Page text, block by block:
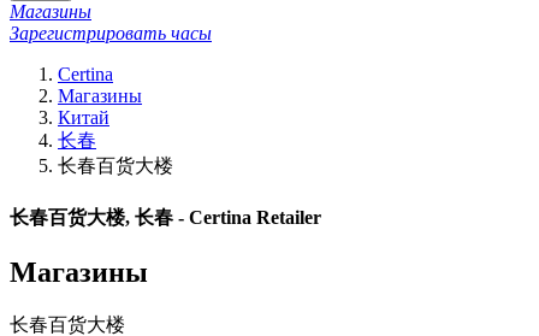
Магазины
Зарегистрировать часы
Certina
Магазины
Китай
长春
长春百货大楼
长春百货大楼, 长春 - Certina Retailer
Магазины
长春百货大楼